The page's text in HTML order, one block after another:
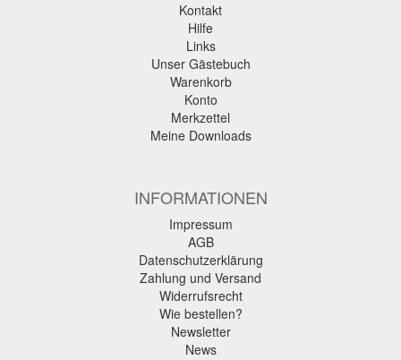
Kontakt
Hilfe
Links
Unser Gästebuch
Warenkorb
Konto
Merkzettel
Meine Downloads
INFORMATIONEN
Impressum
AGB
Datenschutzerklärung
Zahlung und Versand
Widerrufsrecht
Wie bestellen?
Newsletter
News